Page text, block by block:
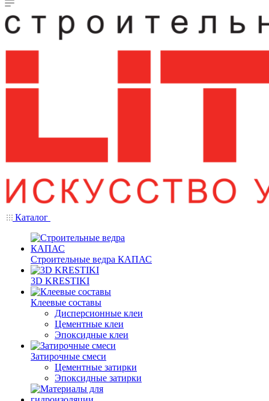
Каталог
Строительные ведра КАПАС
3D KRESTIKI
Клеевые составы
Дисперсионные клеи
Цементные клеи
Эпоксидные клеи
Затирочные смеси
Цементные затирки
Эпоксидные затирки